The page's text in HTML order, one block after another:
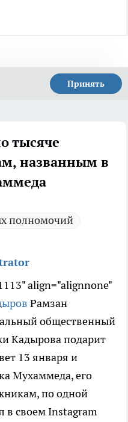
Принять
тысяче
названным в
полномочий
align="alignnone"
Рамзан
общественный
Кадырова подарит
13 января и
Мухаммеда, его
по одной
в своем Instagram